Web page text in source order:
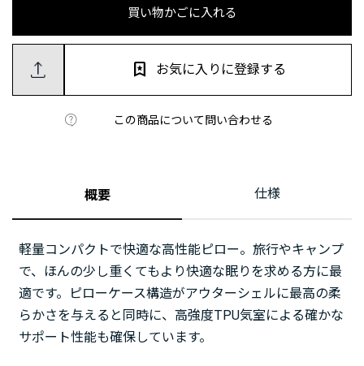
買い物かごに入れる
この商品について問い合わせる
お気に入りに登録する
概要 仕様
軽量コンパクトで快適な高性能ピロー。旅行やキャンプ
で、ほんの少し重くてもより快適な眠りを求める方に最
適です。ピローケース構造がアウターシェルに最高の柔
らかさを与えると同時に、高強度TPU気室による確かな
サポート性能も確保しています。